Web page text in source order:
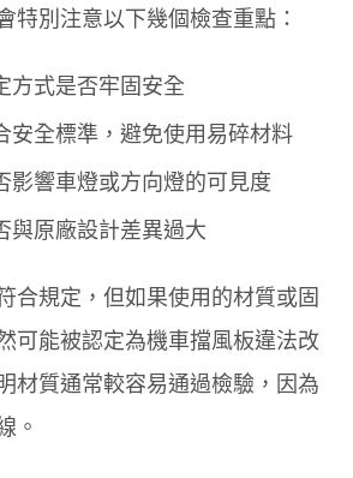
特別注意以下幾個檢查重點：
方式是否牢固安全
安全標準，避免使用易碎材料
影響車燈或方向燈的可見度
與原廠設計差異過大
合規定，但如果使用的材質或固
可能被認定為機車擋風板違法改
材質通常較容易通過檢驗，因為
。